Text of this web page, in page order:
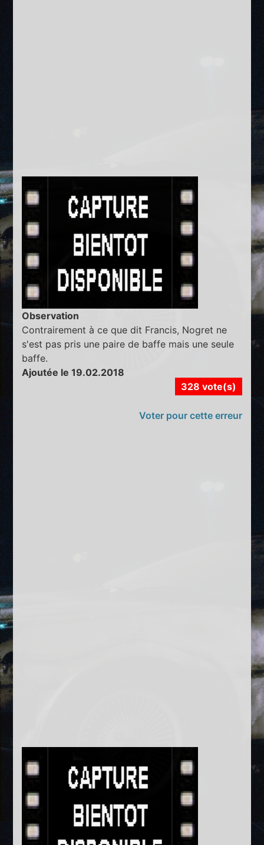
Observation
Contrairement à ce que dit Francis, Nogret ne
s'est pas pris une paire de baffe mais une seule
baffe.
Ajoutée le 19.02.2018
328 vote(s)
Voter pour cette erreur